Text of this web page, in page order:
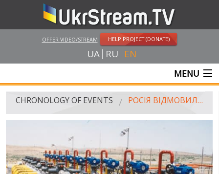
OFFER VIDEO/STREAM HELP PROJECT (DONATE)
UA RU EN
MENU
MAIN
RUSSIA-UKRAINE WAR
WINTER ON FIRE: UKRAINE'S FIGHT FOR FREEDOM
CHRONOLOGY OF EVENTS РОСІЯ ВІДМОВИЛАСЯ ПРОДАВАТИ УКРАЇНІ ГАЗ НА 100 ДОЛАРІВ ДЕШЕВШЕ